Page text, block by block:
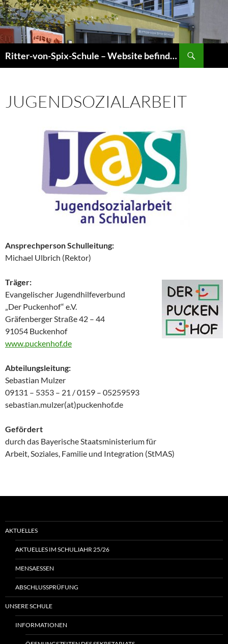
Zum
Inhalt
springen
Ritter-von-Spix-Schule – Website befindet sich gerade im Umbau! Informationen sind jedoch aktuell!
JUGENDSOZIALARBEIT
Ansprechperson Schulleitung:
Michael Ulbrich (Rektor)
Träger:
Evangelischer Jugendhilfeverbund
„Der Puckenhof“ e.V.
Gräfenberger Straße 42 – 44
91054 Buckenhof
www.puckenhof.de
Abteilungsleitung:
Sebastian Mulzer
09131 – 5353 – 21 / 0159 – 05259593
sebastian.mulzer(at)puckenhof.de
Gefördert
durch das Bayerische Staatsministerium für
Arbeit, Soziales, Familie und Integration (StMAS)
AKTUELLES
AKTUELLES IM SCHULJAHR 25/26
MENSAESSEN
ABSCHLUSSPRÜFUNG
UNSERE SCHULE
INFORMATIONEN